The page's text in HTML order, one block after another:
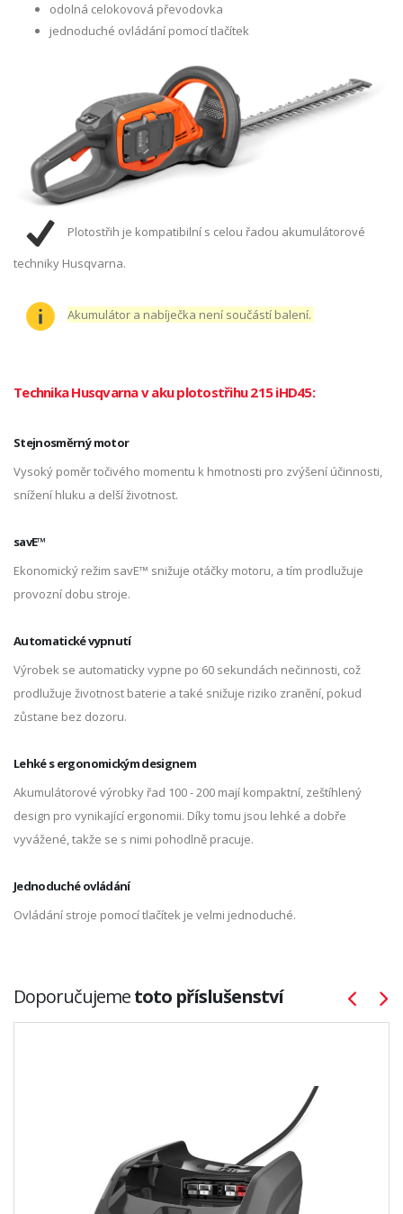
odolná celokovová převodovka
jednoduché ovládání pomocí tlačítek
Plotostřih je kompatibilní s celou řadou akumulátorové
techniky Husqvarna.
Akumulátor a nabíječka není součástí balení.
Technika Husqvarna v aku plotostřihu 215 iHD45:
Stejnosměrný motor
Vysoký poměr točivého momentu k hmotnosti pro zvýšení účinnosti,
snížení hluku a delší životnost.
savE™
Ekonomický režim savE™ snižuje otáčky motoru, a tím prodlužuje
provozní dobu stroje.
Automatické vypnutí
Výrobek se automaticky vypne po 60 sekundách nečinnosti, což
prodlužuje životnost baterie a také snižuje riziko zranění, pokud
zůstane bez dozoru.
Lehké s ergonomickým designem
Akumulátorové výrobky řad 100 - 200 mají kompaktní, zeštíhlený
design pro vynikající ergonomii. Díky tomu jsou lehké a dobře
vyvážené, takže se s nimi pohodlně pracuje.
Jednoduché ovládání
Ovládání stroje pomocí tlačítek je velmi jednoduché.
Doporučujemetoto příslušenství